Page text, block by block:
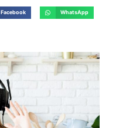
Facebook WhatsApp